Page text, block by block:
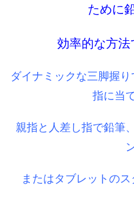
ために
効率的な方法
ダイナミックな三脚握
指に当
親指と人差し指で鉛筆
またはタブレットのス